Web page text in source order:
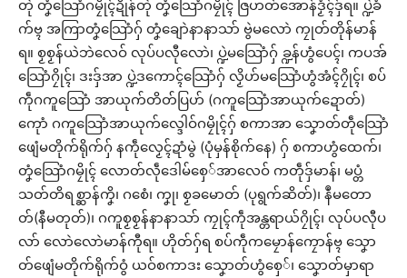
တုဲ တၞံသြောံဂမၠိုၚ်ဍိုန်တုဲ တၞံသြောံဂမၠိုၚ် ဇြဟတ်အောန်ဒၟံၚ်ဒှ်ရ။ ပ္ဍဲခံ
က်ဗ္ၚ အကြာတၞံသြောံဂှ် တၞံချောဲနာနာသာ် ဗွဲမလောဲ ကၠုတ်တိုန်မာန်
ရ။ စၟစၟန်ယဲဘဲလေဝ် လုပ်ပလီုလောဲ၊ ပ္ဍဲမသြောံဂှ် ခ္ဍန်ဟွံပေၚ်၊ ကပအ်
သြောံဂၠိုၚ်၊ ဒးဒှ်အာ ပ္ဍဲဒကောၚ်သြောံဂှ် လၟိဟ်မသြောံဟွံအံၚ်ဂၠိုၚ်၊ စပ်
ကဵုဂကူသြောံ အာယုက်တိတ်ပြဟ် (ဂကူသြောံအာယုက်ဍောတ်)
ကေုာံ ဂကူသြောံအာယုက်လ္ဒေါဝ်ဂမၠိုၚ်ဂှ် စကာအာ သၞောတ်တဵုသြောံ
ဖျေံမတိုက်ရိုက်ဂှ် နကဵုလၟေၚ်ဍာံမွဲ (ပုံမှန်စိုက်နေ) ဂှ် စကာဟွံထေက်၊
တၞံသြောံဂမၠိုၚ် လောတ်လဵုဒေါမ်စှေ်အာလေဝ် ကတဵုဒှ်မာန်၊ မပ္တံ
သတ်တိရစ္ဆာန်ကၞိ၊ ဂစေံ၊ ကၞု၊ စၟခမောတ် (ပုရွက်ဆိတ်)၊ နဳမတော
တ်(နီမတုတ်)၊ ဂကူစၟစၟန်နာနာသာ် ကၠုၚ်ကဵုအန္တရာယ်ဂၠိုၚ်၊ လုပ်ပလီုပ
လာ် လောဲလောဲမာန်ကီုရ။ ဟိုတ်ဂှ်ရ စပ်ကဵုကမၠောန်ကၠောန်ဗ္ၚ သၞော
တ်ဖျေံမတိုက်ရိုက်ဝွံ ယဝ်စကာဒး သၞောတ်ဟွံစှေ်၊ သၞောတ်မှာရာ